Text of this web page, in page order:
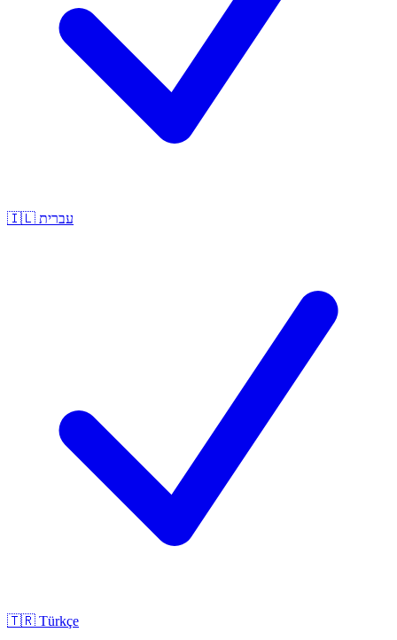
🇮🇱 עברית
🇹🇷 Türkçe